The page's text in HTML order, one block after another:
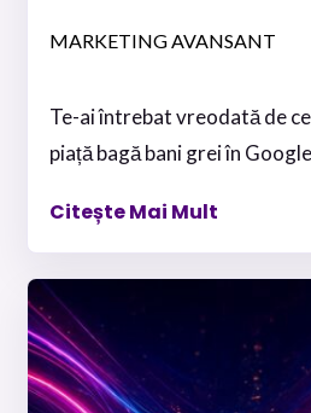
MARKETING AVANSANT
Te-ai întrebat vreodată de
piață bagă bani grei în
Citește Mai Mult